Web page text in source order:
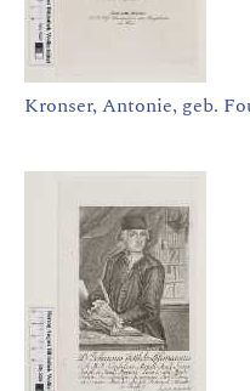
Kronser, Antonie, geb.